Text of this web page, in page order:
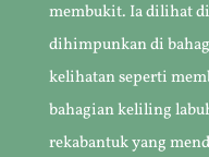
membukit. Ia dilihat
dihimpunkan di
kelihatan seperti
bahagian keliling
rekabantuk yang